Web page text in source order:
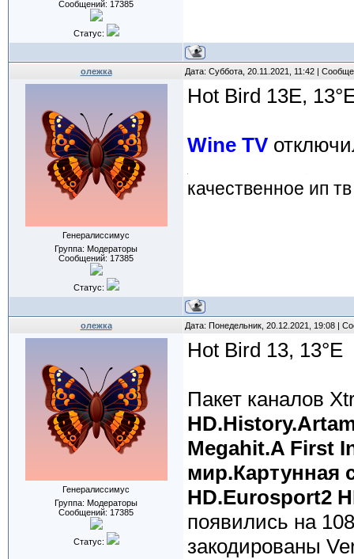
Сообщений: 17385
Статус:
олежка Дата: Суббота, 20.11.2021, 11:42 |
Генералиссимус
Группа: Модераторы
Сообщений: 17385
Статус:
Hot Bird 13E,
Wine TV
качественное ип
олежка Дата: Понедельник, 20.12.2021, 19:08 |
Генералиссимус
Группа: Модераторы
Сообщений: 17385
Статус:
Hot Bird 13, 13°E
Пакет каналов
Megahit.A First
мир.Картунная
HD.Eurosport2
появились на
закодированы